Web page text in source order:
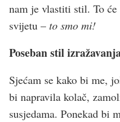
nam je vlastiti stil. To
svijetu – to smo mi!
Poseban stil
Sjećam se kako bi me,
bi napravila kolač,
susjedama. Ponekad bi